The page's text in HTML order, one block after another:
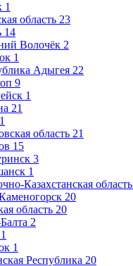
1
область 23
14
Волочёк 2
1
Адыгея 22
9
1
21
область 21
15
3
1
Казахстанская область
20
область 20
2
1
1
Республика 20